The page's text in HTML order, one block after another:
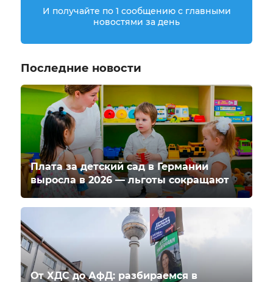
И получайте по 1 сообщению с главными
новостями за день
Последние новости
Плата за детский сад в Германии
выросла в 2026 — льготы сокращают
От ХДС до АфД: разбираемся в